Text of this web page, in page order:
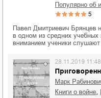
популярно об
5
Павел Дмитриевич Брянцев
в одном из средних учебных
вниманием ученики
28.11.2019 11:48
Марк
книги о войне